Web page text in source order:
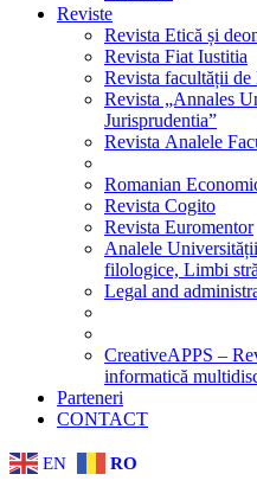
Reviste
Revista Etică și
Revista Fiat Iustitia
Revista facultății de
Revista „Annales
Jurisprudentia”
Revista Analele
Romanian
Revista Cogito
Revista Euromentor
Analele
filologice, Limbi
Legal and
CreativeAPPS –
informatică
Parteneri
CONTACT
EN RO